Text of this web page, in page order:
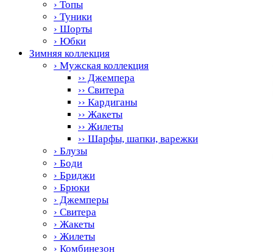
› Топы
› Туники
› Шорты
› Юбки
Зимняя коллекция
› Мужская коллекция
›› Джемпера
›› Свитера
›› Кардиганы
›› Жакеты
›› Жилеты
›› Шарфы, шапки, варежки
› Блузы
› Боди
› Бриджи
› Брюки
› Джемперы
› Свитера
› Жакеты
› Жилеты
› Комбинезон